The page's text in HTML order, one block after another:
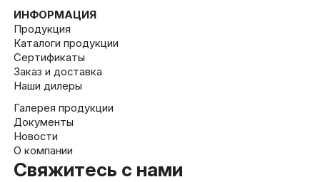
ИНФОРМАЦИЯ
Продукция
Каталоги продукции
Сертификаты
Заказ и доставка
Наши дилеры
Галерея продукции
Документы
Новости
О компании
Свяжитесь с нами